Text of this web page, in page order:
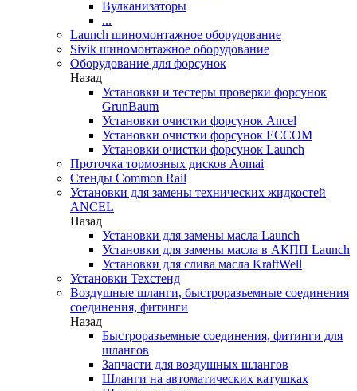
Вулканизаторы
...
Launch шиномонтажное оборудование
Sivik шиномонтажное оборудование
Оборудование для форсунок
Назад
Установки и тестеры проверки форсунок
GrunBaum
Установки очистки форсунок Ancel
Установки очистки форсунок ECCOM
Установки очистки форсунок Launch
Проточка тормозных дисков Aomai
Стенды Common Rail
Установки для замены технических жидкостей
ANCEL
Назад
Установки для замены масла Launch
Установки для замены масла в АКПП Launch
Установки для слива масла KraftWell
Установки Техстенд
Воздушные шланги, быстроразъемные соединения
соединения, фитинги
Назад
Быстроразъемные соединения, фитинги для
шлангов
Запчасти для воздушных шлангов
Шланги на автоматических катушках